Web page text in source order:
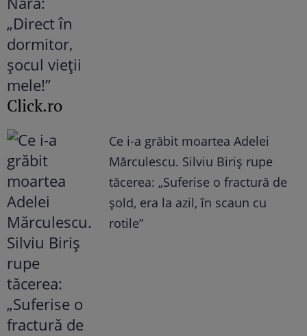
Click.ro
Ce i-a grăbit moartea Adelei
Mărculescu. Silviu Biriș rupe
tăcerea: „Suferise o fractură de
șold, era la azil, în scaun cu
rotile”